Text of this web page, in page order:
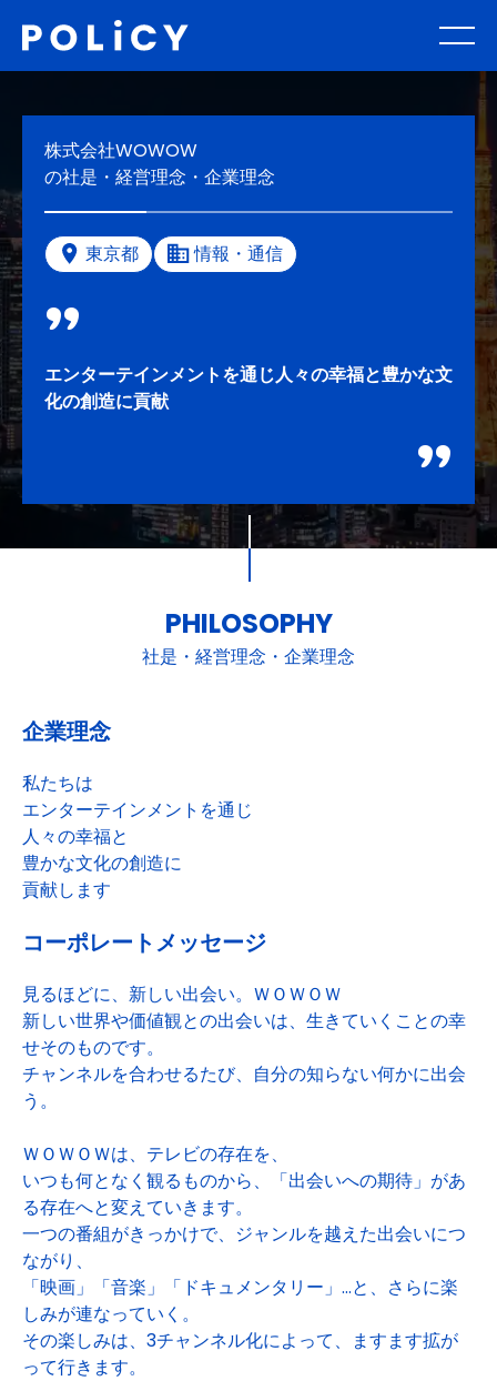
株式会社WOWOW
の社是・経営理念・企業理念
東京都 情報・通信
エンターテインメントを通じ人々の幸福と豊かな文
化の創造に貢献
PHILOSOPHY
社是・経営理念・企業理念
企業理念
私たちは
エンターテインメントを通じ
人々の幸福と
豊かな文化の創造に
貢献します
コーポレートメッセージ
見るほどに、新しい出会い。ＷＯＷＯＷ
新しい世界や価値観との出会いは、生きていくことの幸
せそのものです。
チャンネルを合わせるたび、自分の知らない何かに出会
う。
ＷＯＷＯＷは、テレビの存在を、
いつも何となく観るものから、「出会いへの期待」があ
る存在へと変えていきます。
一つの番組がきっかけで、ジャンルを越えた出会いにつ
ながり、
「映画」「音楽」「ドキュメンタリー」...と、さらに楽
しみが連なっていく。
その楽しみは、3チャンネル化によって、ますます拡が
って行きます。